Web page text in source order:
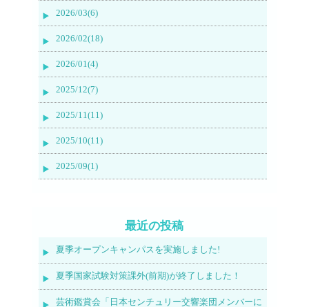
2026/03(6)
2026/02(18)
2026/01(4)
2025/12(7)
2025/11(11)
2025/10(11)
2025/09(1)
最近の投稿
夏季オープンキャンパスを実施しました!
夏季国家試験対策課外(前期)が終了しました！
芸術鑑賞会「日本センチュリー交響楽団メンバーに